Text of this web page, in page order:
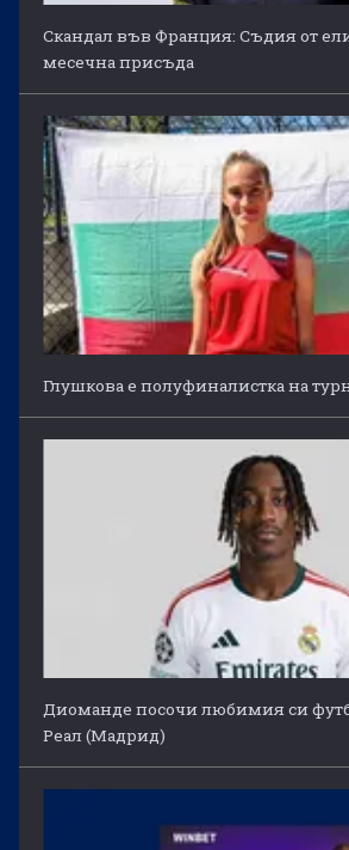
Скандал във Франция: Съдия от
месечна присъда
Глушкова е полуфиналистка на
Диоманде посочи любимия си
Реал (Мадрид)